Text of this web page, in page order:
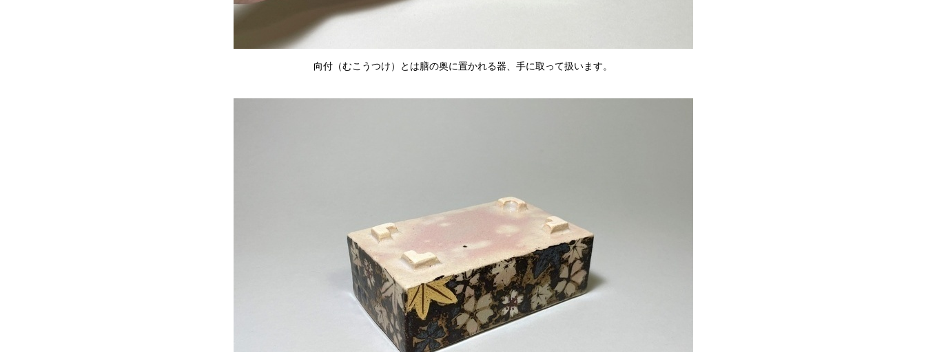
向付（むこうつけ）とは膳の奥に置かれる器、手に取って扱います。